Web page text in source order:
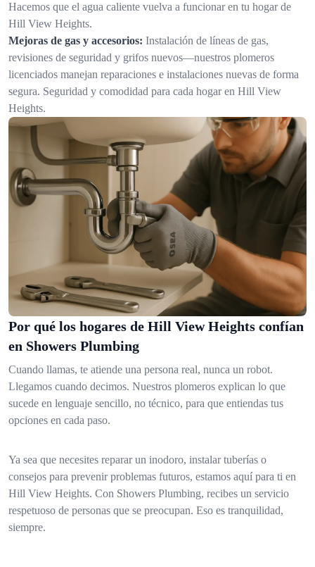
Hacemos que el agua caliente vuelva a funcionar en tu hogar de
Hill View Heights.
Mejoras de gas y accesorios: Instalación de líneas de gas,
revisiones de seguridad y grifos nuevos—nuestros plomeros
licenciados manejan reparaciones e instalaciones nuevas de forma
segura. Seguridad y comodidad para cada hogar en Hill View
Heights.
Por qué los hogares de Hill View Heights confían
en Showers Plumbing
Cuando llamas, te atiende una persona real, nunca un robot.
Llegamos cuando decimos. Nuestros plomeros explican lo que
sucede en lenguaje sencillo, no técnico, para que entiendas tus
opciones en cada paso.
Ya sea que necesites reparar un inodoro, instalar tuberías o
consejos para prevenir problemas futuros, estamos aquí para ti en
Hill View Heights. Con Showers Plumbing, recibes un servicio
respetuoso de personas que se preocupan. Eso es tranquilidad,
siempre.